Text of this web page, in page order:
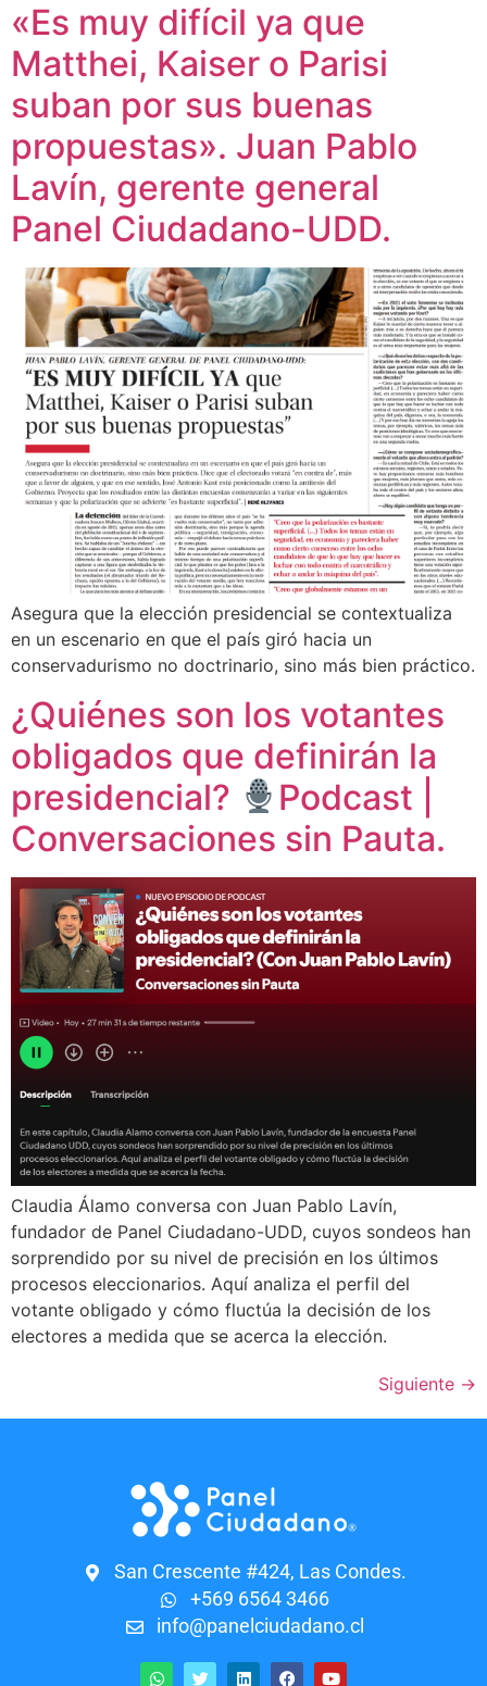
«Es muy difícil ya que
Matthei, Kaiser o Parisi
suban por sus buenas
propuestas». Juan Pablo
Lavín, gerente general
Panel Ciudadano-UDD.
Asegura que la elección presidencial se contextualiza
en un escenario en que el país giró hacia un
conservadurismo no doctrinario, sino más bien práctico.
¿Quiénes son los votantes
obligados que definirán la
presidencial?
Podcast |
Conversaciones sin Pauta.
Claudia Álamo conversa con Juan Pablo Lavín,
fundador de Panel Ciudadano-UDD, cuyos sondeos han
sorprendido por su nivel de precisión en los últimos
procesos eleccionarios. Aquí analiza el perfil del
votante obligado y cómo fluctúa la decisión de los
electores a medida que se acerca la elección.
Siguiente →
San Crescente #424, Las Condes.
+569 6564 3466
info@panelciudadano.cl